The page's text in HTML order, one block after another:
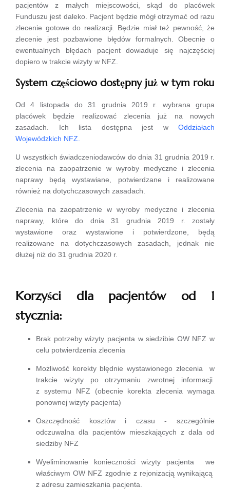
pacjentów z małych miejscowości, skąd do placówek
Funduszu jest daleko. Pacjent będzie mógł otrzymać od razu
zlecenie gotowe do realizacji. Będzie miał też pewność, że
zlecenie jest pozbawione błędów formalnych. Obecnie o
ewentualnych błędach pacjent dowiaduje się najczęściej
dopiero w trakcie wizyty w NFZ.
System częściowo dostępny już w tym roku
Od 4 listopada do 31 grudnia 2019 r. wybrana grupa
placówek będzie realizować zlecenia już na nowych
zasadach. Ich lista dostępna jest w Oddziałach
Wojewódzkich NFZ.
U wszystkich świadczeniodawców do dnia 31 grudnia 2019 r.
zlecenia na zaopatrzenie w wyroby medyczne i zlecenia
naprawy będą wystawiane, potwierdzane i realizowane
również na dotychczasowych zasadach.
Zlecenia na zaopatrzenie w wyroby medyczne i zlecenia
naprawy, które do dnia 31 grudnia 2019 r. zostały
wystawione oraz wystawione i potwierdzone, będą
realizowane na dotychczasowych zasadach, jednak nie
dłużej niż do 31 grudnia 2020 r.
Korzyści dla pacjentów od 1
stycznia:
Brak potrzeby wizyty pacjenta w siedzibie OW NFZ w
celu potwierdzenia zlecenia
Możliwość korekty błędnie wystawionego zlecenia w
trakcie wizyty po otrzymaniu zwrotnej informacji
z systemu NFZ (obecnie korekta zlecenia wymaga
ponownej wizyty pacjenta)
Oszczędność kosztów i czasu - szczególnie
odczuwalna dla pacjentów mieszkających z dala od
siedziby NFZ
Wyeliminowanie konieczności wizyty pacjenta we
właściwym OW NFZ zgodnie z rejonizacją wynikającą
z adresu zamieszkania pacjenta.